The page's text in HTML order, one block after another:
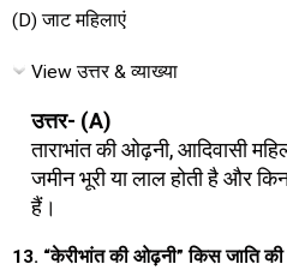
(D) जाट महिलाएं
View उत्तर & व्याख्या
उत्तर- (A)
ताराभांत की ओढ़नी, आदिवासी
जमीन भूरी या लाल होती है और
हैं।
13. “केरीभांत की ओढ़नी” किस जाति की